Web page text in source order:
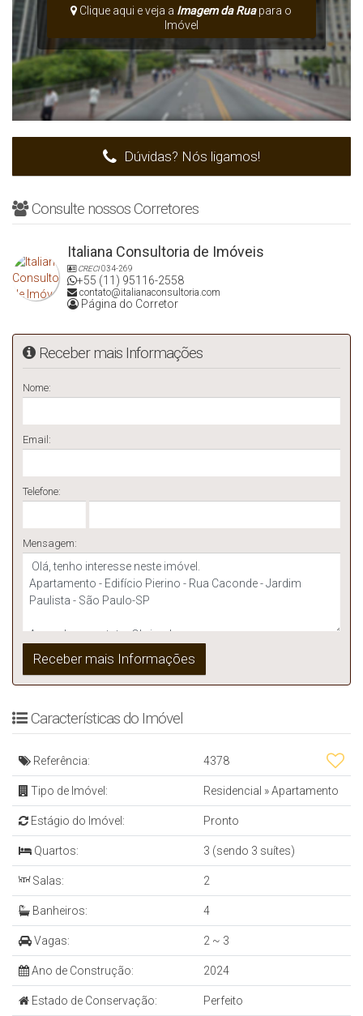
Clique aqui e veja a Imagem da Ruapara o
Imóvel
Dúvidas? Nós ligamos!
Consulte nossos Corretores
Italiana Consultoria de Imóveis
CRECI034-269
+55 (11) 95116-2558
contato@italianaconsultoria.com
Página do Corretor
Receber mais Informações
Nome:
Email:
Telefone:
Mensagem:
Características do Imóvel
Referência: 4378
Tipo de Imóvel: Residencial »Apartamento
Estágio do Imóvel: Pronto
Quartos: 3 (sendo 3 suítes)
Salas: 2
Banheiros: 4
Vagas: 2 ~ 3
Ano de Construção: 2024
Estado de Conservação: Perfeito